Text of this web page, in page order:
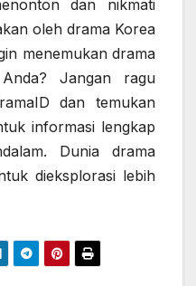
dan nikmati
oleh drama Korea
menemukan drama
Jangan ragu
dan temukan
informasi lengkap
Dunia drama
dieksplorasi lebih